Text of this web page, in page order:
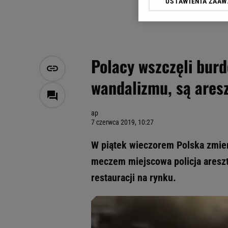
Polacy wszczęli
wandalizmu, są
ap
7 czerwca 2019, 10:27
W piątek wieczorem Polska
meczem miejscowa policja
restauracji na rynku.
Klikając „Akceptuję”
Zaufanych Partnerów i
My, nasi Zaufani
Użycie dokładnych
Przechowywanie
badnie odbiorców i